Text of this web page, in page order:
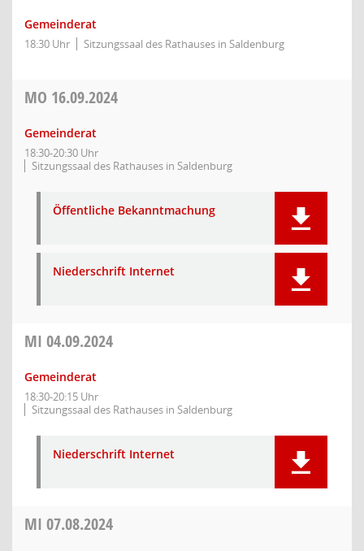
Gemeinderat
18:30 Uhr Sitzungssaal des Rathauses in Saldenburg
MO 16.09.2024
Gemeinderat
18:30-20:30 Uhr
Sitzungssaal des Rathauses in Saldenburg
Öffentliche Bekanntmachung
Niederschrift Internet
MI 04.09.2024
Gemeinderat
18:30-20:15 Uhr
Sitzungssaal des Rathauses in Saldenburg
Niederschrift Internet
MI 07.08.2024